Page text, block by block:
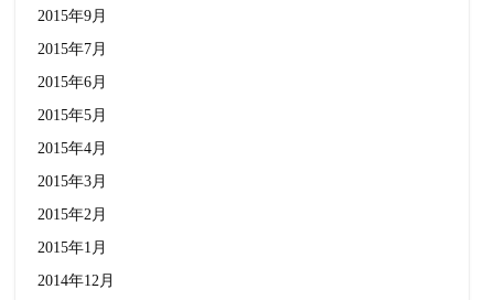
2015年9月
2015年7月
2015年6月
2015年5月
2015年4月
2015年3月
2015年2月
2015年1月
2014年12月